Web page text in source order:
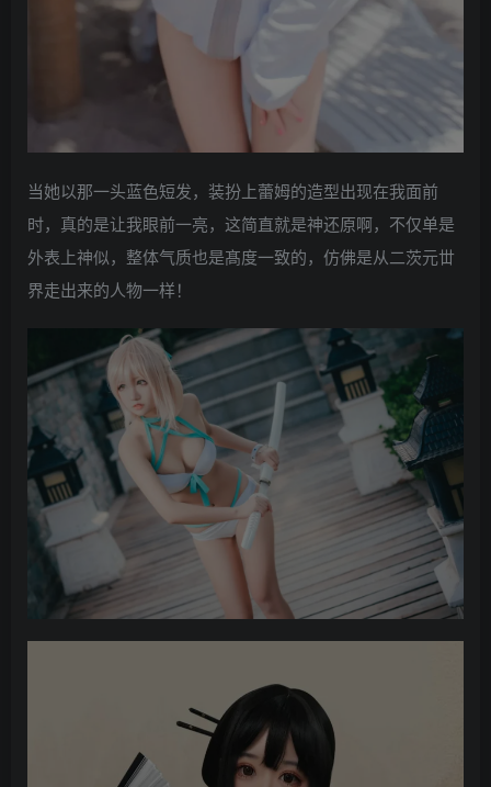
当她以那一头蓝色短发，装扮上蕾姆的造型出现在我面前
时，真的是让我眼前一亮，这简直就是神还原啊，不仅单是
外表上神似，整体气质也是髙度一致的，仿佛是从二茨元丗
界走出来的人物一样！